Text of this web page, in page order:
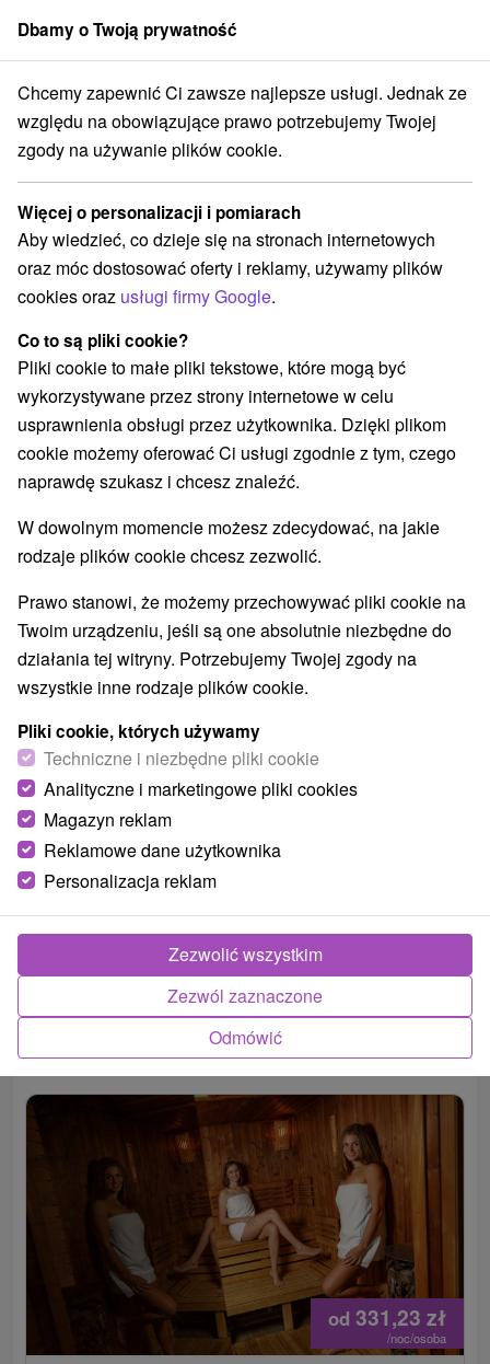
członek grupySorger
Słowacji Východné Slovensko Prešovský kraj Veľká Lomnica
Specjalne oferty na Słowacji Veľká
Lomnica
Kategorie
Wszystkie kategorie
Wellness pobyty
Wyjazdy weekendowe
Wybierz lokalizację lub datę
WSZYSTKO NAJTAŃSZE NAJDROŻSZE NA
Tatrzański Romans: Wellness, prosecco i 60-
minutowy masaż
Hotel International★
(2 recenzji)Od 2 NoceŚniadanie
Zaskocz swoją drugą połówkę niezapomnianym
wypadem w Tatry, gdzie czeka na Ciebie pokój pachnący
prosecco, romantyczna kolacja i idealny...
od 331,23 zł
/noc/osoba
Dbamy o Twoją prywatność
Chcemy zapewnić Ci zawsze najlepsze usługi. Jednak ze
względu na obowiązujące prawo potrzebujemy Twojej
zgody na używanie plików cookie.
Więcej o personalizacji i pomiarach
Aby wiedzieć, co dzieje się na stronach internetowych
oraz móc dostosować oferty i reklamy, używamy plików
cookies oraz usługi firmy Google.
Co to są pliki cookie?
Pliki cookie to małe pliki tekstowe, które mogą być
wykorzystywane przez strony internetowe w celu
usprawnienia obsługi przez użytkownika. Dzięki plikom
cookie możemy oferować Ci usługi zgodnie z tym, czego
naprawdę szukasz i chcesz znaleźć.
W dowolnym momencie możesz zdecydować, na jakie
rodzaje plików cookie chcesz zezwolić.
Prawo stanowi, że możemy przechowywać pliki cookie na
Twoim urządzeniu, jeśli są one absolutnie niezbędne do
działania tej witryny. Potrzebujemy Twojej zgody na
wszystkie inne rodzaje plików cookie.
Pliki cookie, których używamy
Techniczne i niezbędne pliki cookie
Analityczne i marketingowe pliki cookies
Magazyn reklam
Reklamowe dane użytkownika
Personalizacja reklam
Odmówić
Zezwól zaznaczone
Zezwolić wszystkim